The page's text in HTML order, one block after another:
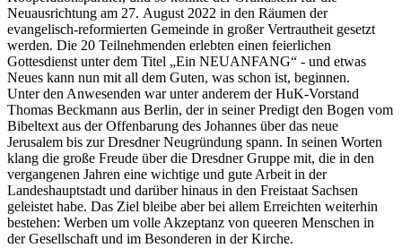
Neuausrichtung am 27. August 2022 in den Räumen der
evangelisch-reformierten Gemeinde in großer Vertrautheit gesetzt
werden. Die 20 Teilnehmenden erlebten einen feierlichen
Gottesdienst unter dem Titel „Ein NEUANFANG“ - und etwas
Neues kann nun mit all dem Guten, was schon ist, beginnen.
Unter den Anwesenden war unter anderem der HuK-Vorstand
Thomas Beckmann aus Berlin, der in seiner Predigt den Bogen vom
Bibeltext aus der Offenbarung des Johannes über das neue
Jerusalem bis zur Dresdner Neugründung spann. In seinen Worten
klang die große Freude über die Dresdner Gruppe mit, die in den
vergangenen Jahren eine wichtige und gute Arbeit in der
Landeshauptstadt und darüber hinaus in den Freistaat Sachsen
geleistet habe. Das Ziel bleibe aber bei allem Erreichten weiterhin
bestehen: Werben um volle Akzeptanz von queeren Menschen in
der Gesellschaft und im Besonderen in der Kirche.